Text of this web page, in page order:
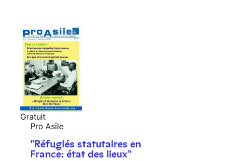
Gratuit
Pro Asile
"Réfugiés statutaires en
France: état des lieux"